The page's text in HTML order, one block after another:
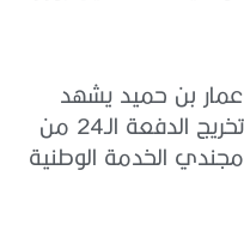
عمار بن حميد يشهد
تخريج الدفعة الـ24 من
مجندي الخدمة الوطنية